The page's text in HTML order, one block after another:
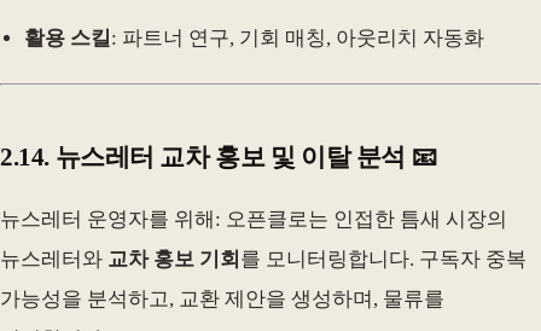
활용 스킬 : 파트너 연구, 기회 매칭, 아웃리치 자동화
2.14. 뉴스레터 교차 홍보 및 이탈 분석 📧
뉴스레터 운영자를 위해: 오픈클로는 인접한 틈새 시장의
뉴스레터와 교차 홍보 기회 를 모니터링합니다. 구독자 중복
가능성을 분석하고, 교환 제안을 생성하며, 물류를